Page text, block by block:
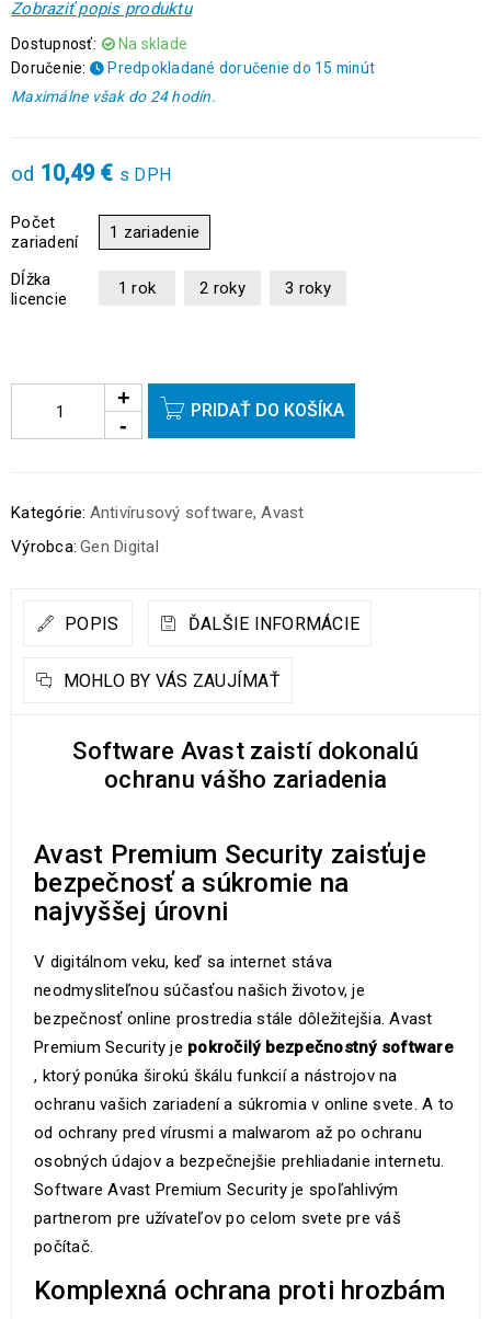
Zobraziť popis produktu
Dostupnosť:
Na sklade
Doručenie:
Predpokladané doručenie do 15 minút
Maximálne však do 24 hodín.
od 10,49 € s DPH
Počet
zariadení
1 zariadenie
Dĺžka
licencie
1 rok 2 roky 3 roky
PRIDAŤ DO KOŠÍKA
Kategórie: Antivírusový software,Avast
Výrobca: Gen Digital
POPIS ĎALŠIE INFORMÁCIE
MOHLO BY VÁS ZAUJÍMAŤ
Software Avast zaistí dokonalú
ochranu vášho zariadenia
Avast Premium Security zaisťuje
bezpečnosť a súkromie na
najvyššej úrovni
V digitálnom veku, keď sa internet stáva
neodmysliteľnou súčasťou našich životov, je
bezpečnosť online prostredia stále dôležitejšia. Avast
Premium Security je pokročilý bezpečnostný software
, ktorý ponúka širokú škálu funkcií a nástrojov na
ochranu vašich zariadení a súkromia v online svete. A to
od ochrany pred vírusmi a malwarom až po ochranu
osobných údajov a bezpečnejšie prehliadanie internetu.
Software Avast Premium Security je spoľahlivým
partnerom pre užívateľov po celom svete pre váš
počítač.
Komplexná ochrana proti hrozbám